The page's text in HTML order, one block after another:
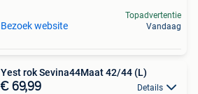
Bezoek website
Topadvertentie
Vandaag
Yest rok Sevina44Maat 42/44 (L)
€ 69,99 Details